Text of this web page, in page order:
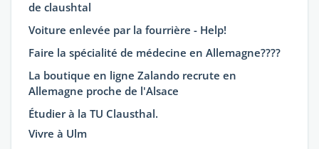
de claushtal
Voiture enlevée par la fourrière - Help!
Faire la spécialité de médecine en Allemagne????
La boutique en ligne Zalando recrute en
Allemagne proche de l'Alsace
Étudier à la TU Clausthal.
Vivre à Ulm